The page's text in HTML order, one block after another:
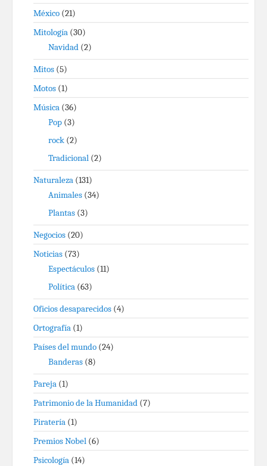
México (21)
Mitología (30)
Navidad (2)
Mitos (5)
Motos (1)
Música (36)
Pop (3)
rock (2)
Tradicional (2)
Naturaleza (131)
Animales (34)
Plantas (3)
Negocios (20)
Noticias (73)
Espectáculos (11)
Política (63)
Oficios desaparecidos (4)
Ortografía (1)
Países del mundo (24)
Banderas (8)
Pareja (1)
Patrimonio de la Humanidad (7)
Piratería (1)
Premios Nobel (6)
Psicología (14)